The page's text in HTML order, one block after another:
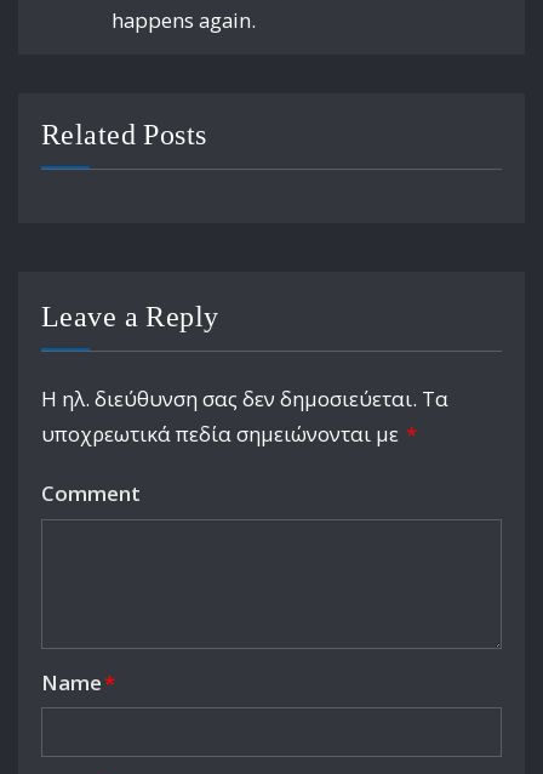
happens again.
Related Posts
Leave a Reply
Η ηλ. διεύθυνση σας δεν δημοσιεύεται. Τα
υποχρεωτικά πεδία σημειώνονται με *
Comment
Name*